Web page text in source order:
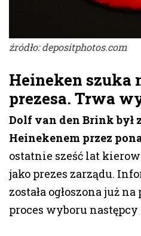
źródło: depositphotos.com
Heineken szuka
prezesa. Trwa
Dolf van den Brink był
Heinekenem przez
ostatnie sześć lat
jako prezes zarządu.
została ogłoszona już
proces wyboru